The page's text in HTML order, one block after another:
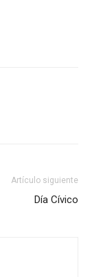
Artículo siguiente
Día Cívico